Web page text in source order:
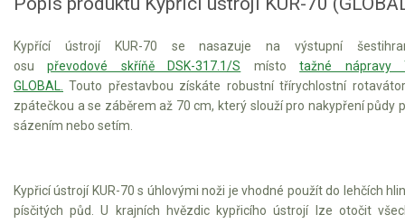
Štípačka na dřevo
VARI
VARI DSK-316
Kypřící ústrojí KUR-70 se nasazuje na výstupní
osupřevodové skříňě DSK-317.1/S místotažné nápravy
GLOBAL.
Touto přestavbou získáte robustní třírychlostní
zpátečkou a se záběrem až 70 cm, který slouží pro nakypření půdy
sázením nebo setím.
Kypřicí ústrojí KUR-70 s úhlovými noži je vhodné použít do lehčích
písčitých půd. U krajních hvězdic kypřicího ústrojí lze otočit